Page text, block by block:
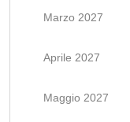
Marzo 2027
Aprile 2027
Maggio 2027